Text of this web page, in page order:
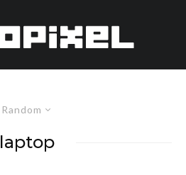
Random
laptop